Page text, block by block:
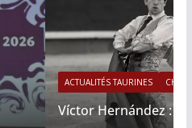
TAURINES 2026
immobile